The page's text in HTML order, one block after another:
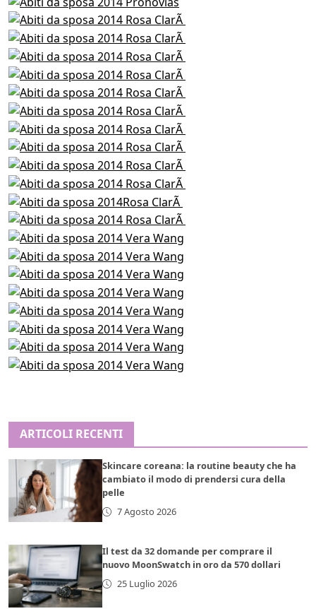
ARTICOLI RECENTI
Skincare coreana: la routine beauty che ha
cambiato il modo di prendersi cura della
pelle
7 Agosto 2026
Il test da 32 domande per comprare il
nuovo MoonSwatch in oro da 570 dollari
25 Luglio 2026